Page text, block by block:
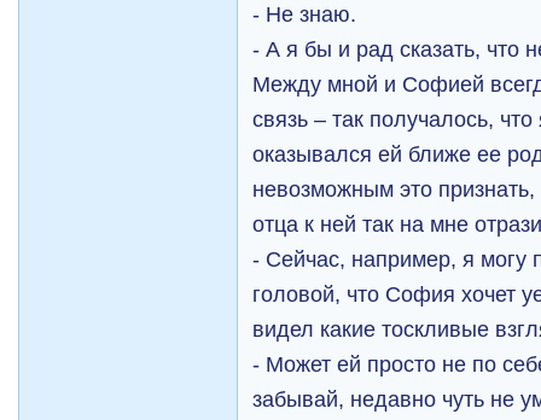
- Не знаю.
- А я бы и рад сказать, что
Между мной и Софией
связь – так получалось,
оказывался ей ближе ее
невозможным это
отца к ней так на мне
- Сейчас, например, я могу
головой, что София хочет
видел какие тоскливые
- Может ей просто не по
забывай, недавно чуть не